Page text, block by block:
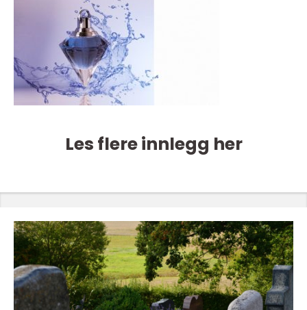
Les flere innlegg her